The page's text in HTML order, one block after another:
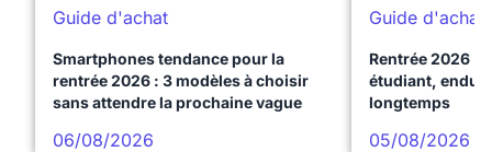
Guide d'achat
Smartphones tendance pour la
rentrée 2026 : 3 modèles à choisir
sans attendre la prochaine vague
06/08/2026
Guide d'achat
Rentrée 2026 :
étudiant,
longtemps
05/08/2026